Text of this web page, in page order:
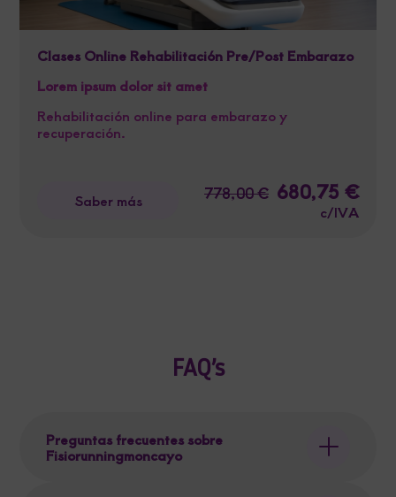
Clases Online Rehabilitación Pre/Post Embarazo
Lorem ipsum dolor sit amet
Rehabilitación online para embarazo y
recuperación.
Saber más 778,00€ El
precio
original
680,75 €El
c/IVA
FAQ’s
Preguntas frecuentes sobre
Fisiorunningmoncayo